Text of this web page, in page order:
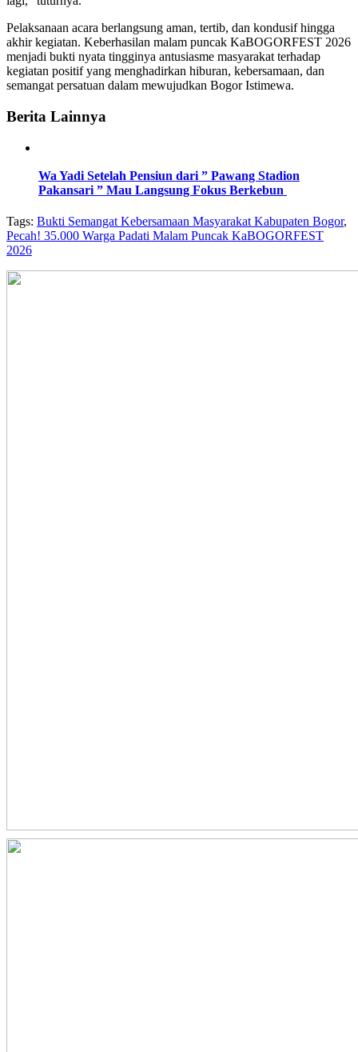
Pelaksanaan acara berlangsung aman, tertib, dan kondusif hingga
akhir kegiatan. Keberhasilan malam puncak KaBOGORFEST 2026
menjadi bukti nyata tingginya antusiasme masyarakat terhadap
kegiatan positif yang menghadirkan hiburan, kebersamaan, dan
semangat persatuan dalam mewujudkan Bogor Istimewa.
Berita Lainnya
Wa Yadi Setelah Pensiun dari ” Pawang Stadion
Pakansari ” Mau Langsung Fokus Berkebun
Tags: Bukti Semangat Kebersamaan Masyarakat Kabupaten Bogor,
Pecah! 35.000 Warga Padati Malam Puncak KaBOGORFEST
2026